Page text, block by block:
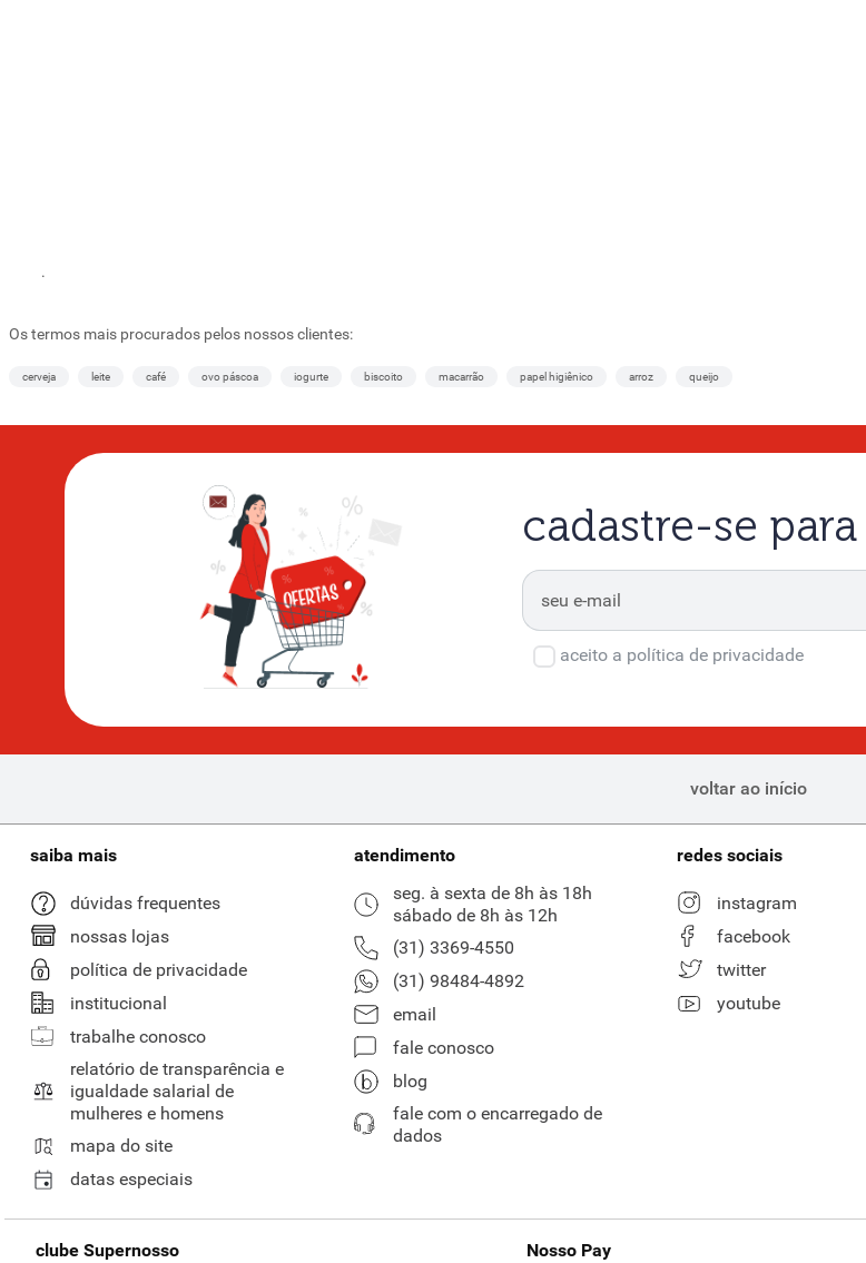
.
Os termos mais procurados pelos nossos clientes:
cerveja leite café ovo páscoa iogurte biscoito macarrão papel higiênico arroz queijo
cadastre-se
aceito a política de privacidade
voltar ao início
saiba mais
dúvidas frequentes
nossas lojas
política de privacidade
institucional
trabalhe conosco
relatório de transparência e
igualdade salarial de
mulheres e homens
mapa do site
datas especiais
atendimento
seg. à sexta de 8h às 18h
sábado de 8h às 12h
(31) 3369-4550
(31) 98484-4892
email
fale conosco
blog
fale com o encarregado de
dados
redes sociais
instagram
facebook
twitter
youtube
clube Supernosso Nosso Pay